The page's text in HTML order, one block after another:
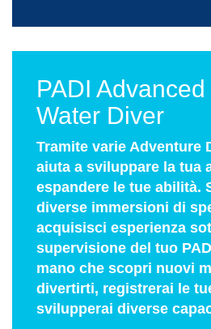
PADI
Water Diver
Tramite varie Adventure
aiuta a sviluppare la tua
espandere le tue abilità.
diverse immersioni di
acquisisci esperienza
supervisione del tuo
mano che scopri nuovi
divertirti, registrerai le
svilupperai diverse